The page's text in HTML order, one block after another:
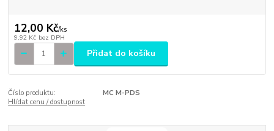
12,00 Kč/ks
9,92 Kč bez DPH
Přidat do košíku
Číslo produktu:
MC M-PDS
Hlídat cenu / dostupnost